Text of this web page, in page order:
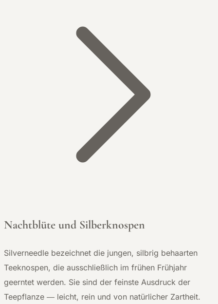
Nachtblüte und Silberknospen
Silverneedle bezeichnet die jungen, silbrig behaarten
Teeknospen, die ausschließlich im frühen Frühjahr
geerntet werden. Sie sind der feinste Ausdruck der
Teepflanze — leicht, rein und von natürlicher Zartheit.